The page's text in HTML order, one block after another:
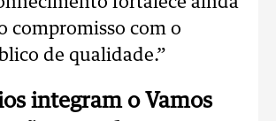
compromisso com o
de qualidade.”
integram o Vamos